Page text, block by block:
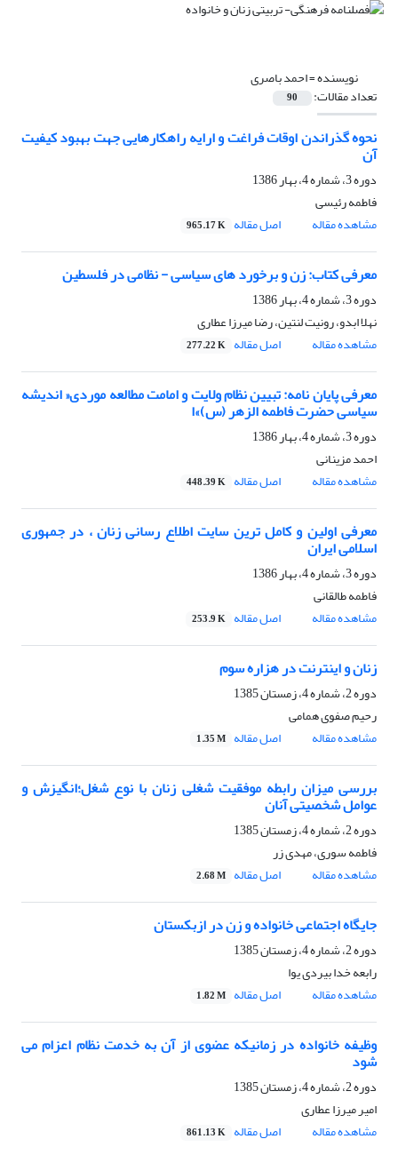
نویسنده =احمد باصری
تعداد مقالات: 90
نحوه گذراندن اوقات فراغت و ارایه راهکارهایی جهت بهبود کیفیت
آن
دوره 3، شماره 4، بهار 1386
فاطمه رئیسی
مشاهده مقاله
اصل مقاله 965.17 K
معرفی کتاب: زن و برخورد های سیاسی - نظامی در فلسطین
دوره 3، شماره 4، بهار 1386
نهلا ابدو، رونیت لنتین، رضا میرزا عطاری
مشاهده مقاله
اصل مقاله 277.22 K
معرفی پایان نامه: تبیین نظام ولایت و امامت مطالعه موردی« اندیشه
سیاسی حضرت فاطمه الزهر (س)»ا
دوره 3، شماره 4، بهار 1386
احمد مزینانی
مشاهده مقاله
اصل مقاله 448.39 K
معرفی اولین و کامل ترین سایت اطلاع رسانی زنان ، در جمهوری
اسلامی ایران
دوره 3، شماره 4، بهار 1386
فاطمه طالقانی
مشاهده مقاله
اصل مقاله 253.9 K
زنان و اینترنت در هزاره سوم
دوره 2، شماره 4، زمستان 1385
رحیم صفوی همامی
مشاهده مقاله
اصل مقاله 1.35 M
بررسی میزان رابطه موفقیت شغلی زنان با نوع شغل؛انگیزش و
عوامل شخصیتی آنان
دوره 2، شماره 4، زمستان 1385
فاطمه سوری، مهدی زر
مشاهده مقاله
اصل مقاله 2.68 M
جایگاه اجتماعی خانواده و زن در ازبکستان
دوره 2، شماره 4، زمستان 1385
رابعه خدا بیردی یوا
مشاهده مقاله
اصل مقاله 1.82 M
وظیفه خانواده در زمانیکه عضوی از آن به خدمت نظام اعزام می
شود
دوره 2، شماره 4، زمستان 1385
امیر میرزا عطاری
مشاهده مقاله
اصل مقاله 861.13 K